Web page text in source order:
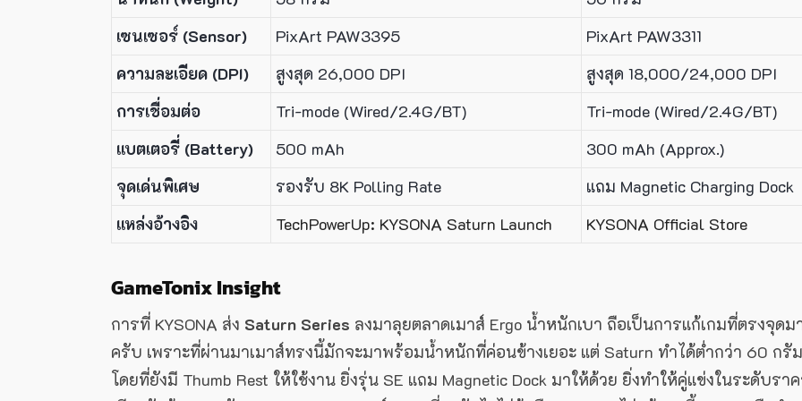
เซนเซอร์ (Sensor)
PixArt PAW3395
PixArt PAW3311
ความละเอียด (DPI)
สูงสุด 26,000 DPI
สูงสุด 18,000/24,000 DPI
การเชื่อมต่อ
Tri-mode (Wired/2.4G/BT)
Tri-mode (Wired/2.4G/BT)
แบตเตอรี่ (Battery)
500 mAh
300 mAh (Approx.)
จุดเด่นพิเศษ
รองรับ 8K Polling Rate
แถม Magnetic Charging Dock
แหล่งอ้างอิง
TechPowerUp: KYSONA Saturn Launch KYSONA Official Store
GameTonix Insight
การที่ KYSONA ส่ง Saturn Series ลงมาลุยตลาดเมาส์ Ergo น้ำหนักเบา ถือเป็นการแก้เกมที่ตรงจุดม
ครับ เพราะที่ผ่านมาเมาส์ทรงนี้มักจะมาพร้อมน้ำหนักที่ค่อนข้างเยอะ แต่ Saturn ทำได้ต่ำกว่า 60 กรัม
โดยที่ยังมี Thumb Rest ให้ใช้งาน ยิ่งรุ่น SE แถม Magnetic Dock มาให้ด้วย ยิ่งทำให้คู่แข่งในระดับรา